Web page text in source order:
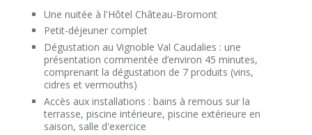
Une nuitée à l'Hôtel Château-Bromont
Petit-déjeuner complet
Dégustation au Vignoble Val Caudalies : une
présentation commentée d’environ 45 minutes,
comprenant la dégustation de 7 produits (vins,
cidres et vermouths)
Accès aux installations : bains à remous sur la
terrasse, piscine intérieure, piscine extérieure en
saison, salle d'exercice